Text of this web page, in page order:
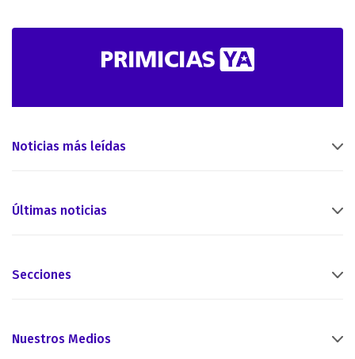
Noticias más leídas
Últimas noticias
Secciones
Nuestros Medios